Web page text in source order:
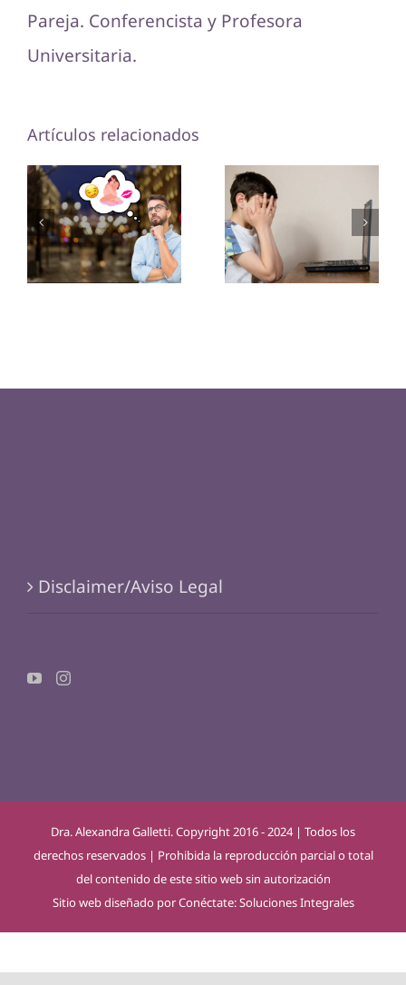
Pareja. Conferencista y Profesora
Universitaria.
Artículos relacionados
Obsesión
por el sexo
podría ser
genética
influyen las
películas
porno en la
sexualidad
Disclaimer/Aviso Legal
Dra. Alexandra Galletti. Copyright 2016 - 2024 | Todos los
derechos reservados | Prohibida la reproducción parcial o total
del contenido de este sitio web sin autorización
Sitio web diseñado porConéctate: Soluciones Integrales